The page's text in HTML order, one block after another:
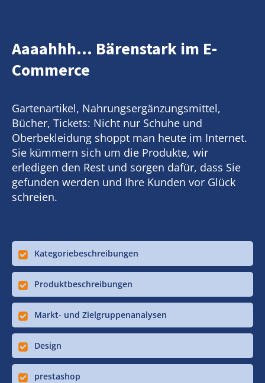
Aaaahhh... Bärenstark im E-
Commerce
Gartenartikel, Nahrungsergänzungsmittel,
Bücher, Tickets: Nicht nur Schuhe und
Oberbekleidung shoppt man heute im Internet.
Sie kümmern sich um die Produkte, wir
erledigen den Rest und sorgen dafür, dass Sie
gefunden werden und Ihre Kunden vor Glück
schreien.
Kategoriebeschreibungen
Produktbeschreibungen
Markt- und Zielgruppenanalysen
Design
prestashop